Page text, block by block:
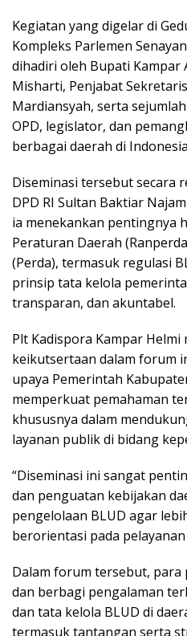
Kegiatan yang digelar di
Kompleks Parlemen
dihadiri oleh Bupati Kampar
Misharti, Penjabat
Mardiansyah, serta
OPD, legislator, dan
berbagai daerah di
Diseminasi tersebut secara
DPD RI Sultan Baktiar
ia menekankan pentingnya
Peraturan Daerah
(Perda), termasuk regulasi
prinsip tata kelola
transparan, dan akuntabel.
Plt Kadispora Kampar
keikutsertaan dalam forum
upaya Pemerintah
memperkuat pemahaman
khususnya dalam
layanan publik di bidang
“Diseminasi ini sangat
dan penguatan kebijakan
pengelolaan BLUD agar
berorientasi pada
Dalam forum tersebut, para
dan berbagi pengalaman
dan tata kelola BLUD di
termasuk tantangan serta